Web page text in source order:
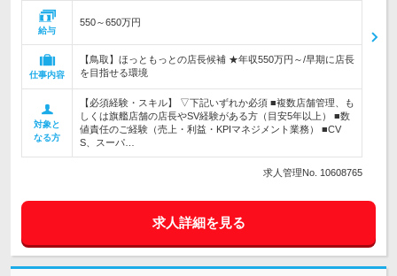
給与
550～650万円
仕事内容
【鳥取】ほっともっとの店長候補 ★年収550万円～/早期に店長
を目指せる環境
対象と
なる方
【必須経験・スキル】 ▽下記いずれか必須 ■複数店舗管理、も
しくは旗艦店舗の店長やSV経験がある方（目安5年以上） ■数
値責任のご経験（売上・利益・KPIマネジメント業務） ■CV
S、スーパ…
求人管理No. 10608765
求人詳細を見る